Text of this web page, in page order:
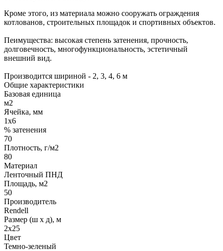
Кроме этого, из материала можно сооружать ограждения
котлованов, строительных площадок и спортивных объектов.
Пеимущества: высокая степень затенения, прочность,
долговечность, многофункциональность, эстетичный
внешний вид.
Производится шириной - 2, 3, 4, 6 м
Общие характеристики
Базовая единица
м2
Ячейка, мм
1х6
% затенения
70
Плотность, г/м2
80
Материал
Ленточный ПНД
Площадь, м2
50
Производитель
Rendell
Размер (ш х д), м
2х25
Цвет
Темно-зеленый